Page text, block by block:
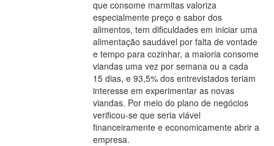
que consome marmitas valoriza
especialmente preço e sabor dos
alimentos, tem dificuldades em iniciar uma
alimentação saudável por falta de vontade
e tempo para cozinhar, a maioria consome
viandas uma vez por semana ou a cada
15 dias, e 93,5% dos entrevistados teriam
interesse em experimentar as novas
viandas. Por meio do plano de negócios
verificou-se que seria viável
financeiramente e economicamente abrir a
empresa.